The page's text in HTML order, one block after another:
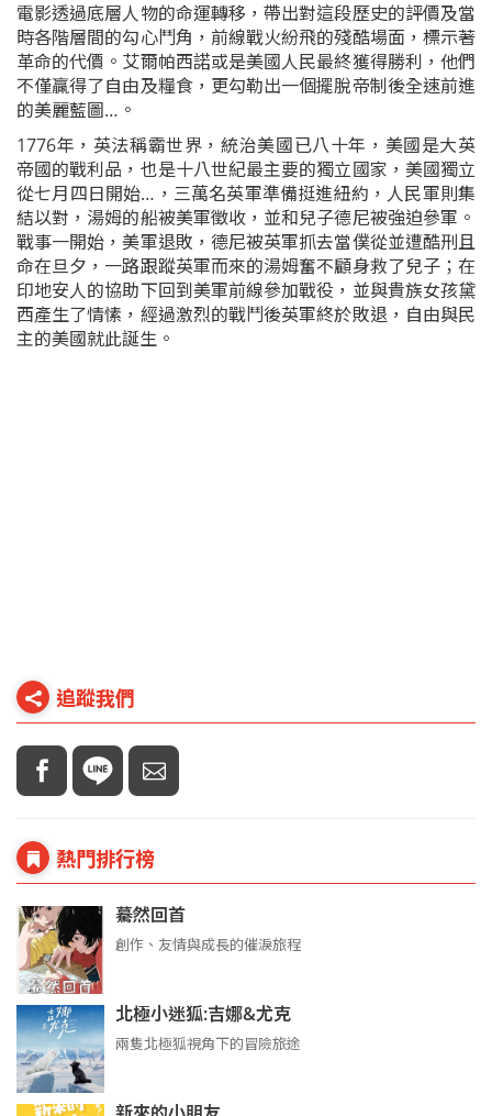
電影透過底層人物的命運轉移，帶出對這段歷史的評價及當
時各階層間的勾心鬥角，前線戰火紛飛的殘酷場面，標示著
革命的代價。艾爾帕西諾或是美國人民最終獲得勝利，他們
不僅贏得了自由及糧食，更勾勒出一個擺脫帝制後全速前進
的美麗藍圖…。
1776年，英法稱霸世界，統治美國已八十年，美國是大英
帝國的戰利品，也是十八世紀最主要的獨立國家，美國獨立
從七月四日開始…，三萬名英軍準備挺進紐約，人民軍則集
結以對，湯姆的船被美軍徵收，並和兒子德尼被強迫參軍。
戰事一開始，美軍退敗，德尼被英軍抓去當僕從並遭酷刑且
命在旦夕，一路跟蹤英軍而來的湯姆奮不顧身救了兒子；在
印地安人的協助下回到美軍前線參加戰役，並與貴族女孩黛
西產生了情愫，經過激烈的戰鬥後英軍終於敗退，自由與民
主的美國就此誕生。
追蹤我們
熱門排行榜
驀然回首
創作、友情與成長的催淚旅程
北極小迷狐:吉娜&尤克
兩隻北極狐視角下的冒險旅途